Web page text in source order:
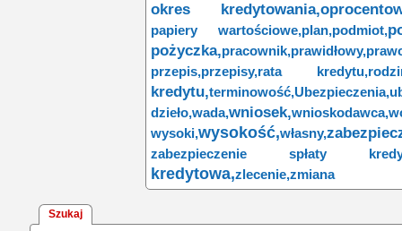
okres kredytowania,
papiery wartościowe,plan,podmiot,
pożyczka,pracownik,prawidłowy,
przepis,przepisy,rata kredytu,
kredytu,terminowość,Ubezpieczenia,
dzieło,wada,wniosek,wnioskodawca,
wysoki,wysokość,własny,
zabezpieczenie spłaty
kredytowa,zlecenie,zmiana
Szukaj